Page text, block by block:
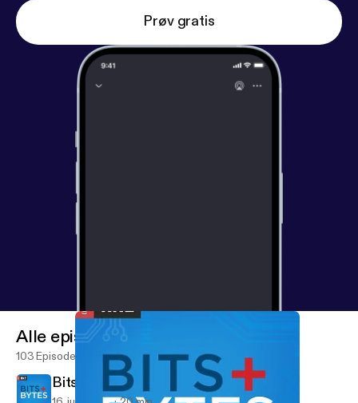
Prøv gratis
Alle episoder
103 Episoder
Bits + Bytes: a hi-tech World Cup